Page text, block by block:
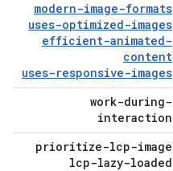
modern-image-formats
uses-optimized-images
efficient-animated-
content
uses-responsive-images
work-during-
interaction
prioritize-lcp-image
lcp-lazy-loaded